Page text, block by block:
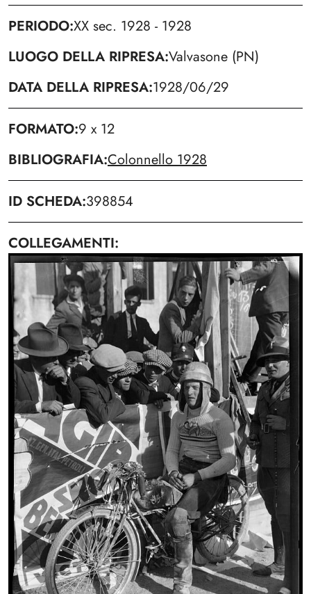
PERIODO XX sec. 1928 - 1928
LUOGO DELLA RIPRESA Valvasone (PN)
DATA DELLA RIPRESA 1928/06/29
FORMATO 9 x 12
BIBLIOGRAFIA Colonnello 1928
ID SCHEDA 398854
COLLEGAMENTI